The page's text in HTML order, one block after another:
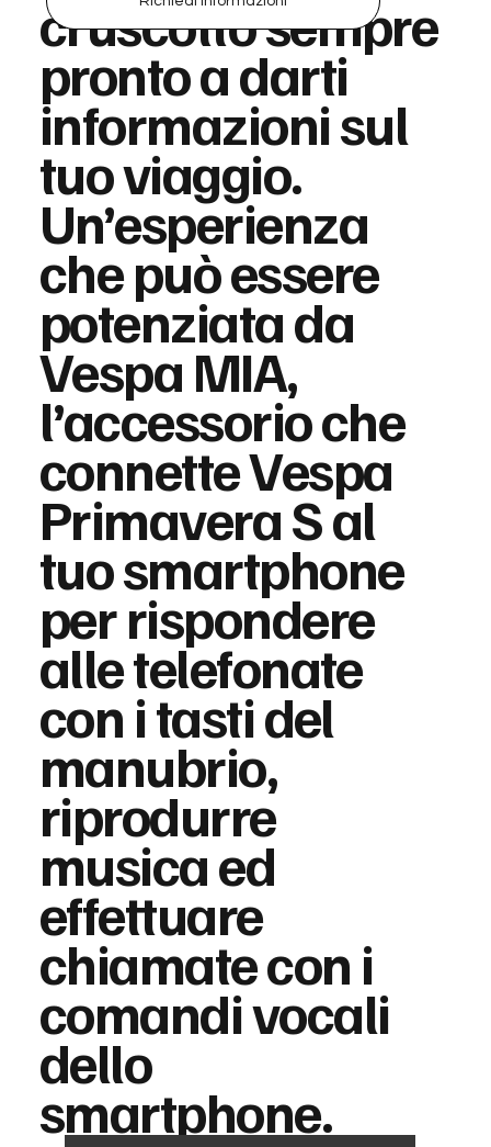
cruscotto sempre
pronto a darti
informazioni sul
tuo viaggio.
Un’esperienza
che può essere
potenziata da
Vespa MIA,
l’accessorio che
connette Vespa
Primavera S al
tuo smartphone
per rispondere
alle telefonate
con i tasti del
manubrio,
riprodurre
musica ed
effettuare
chiamate con i
comandi vocali
dello
smartphone.